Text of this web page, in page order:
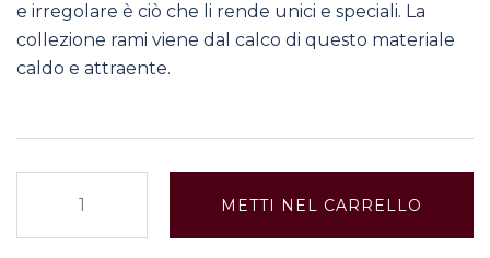
e irregolare è ciò che li rende unici e speciali. La
collezione rami viene dal calco di questo materiale
caldo e attraente.
Rami
METTI NEL CARRELLO